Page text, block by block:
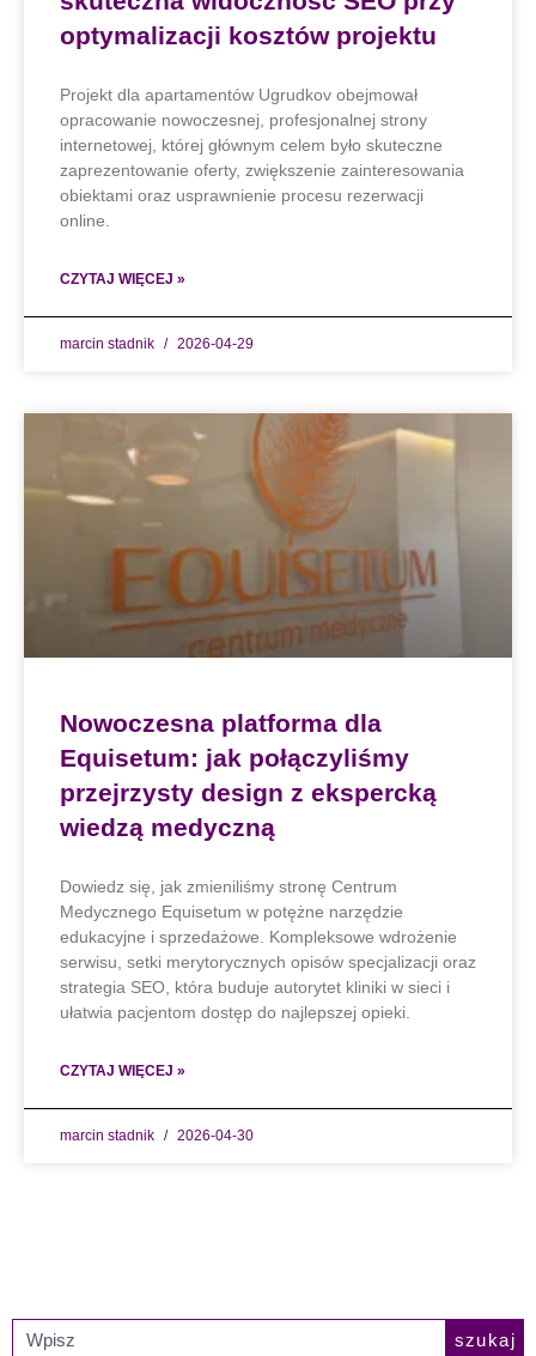
optymalizacji kosztów projektu
Projekt dla apartamentów Ugrudkov obejmował
opracowanie nowoczesnej, profesjonalnej strony
internetowej, której głównym celem było skuteczne
zaprezentowanie oferty, zwiększenie zainteresowania
obiektami oraz usprawnienie procesu rezerwacji
online.
CZYTAJ WIĘCEJ »
marcin stadnik 2026-04-29
Nowoczesna platforma dla
Equisetum: jak połączyliśmy
przejrzysty design z ekspercką
wiedzą medyczną
Dowiedz się, jak zmieniliśmy stronę Centrum
Medycznego Equisetum w potężne narzędzie
edukacyjne i sprzedażowe. Kompleksowe wdrożenie
serwisu, setki merytorycznych opisów specjalizacji oraz
strategia SEO, która buduje autorytet kliniki w sieci i
ułatwia pacjentom dostęp do najlepszej opieki.
CZYTAJ WIĘCEJ »
marcin stadnik 2026-04-30
szukaj